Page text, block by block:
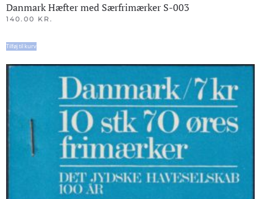
Danmark Hæfter med Særfrimærker S-003
140.00 KR.
Tilføj til kurv